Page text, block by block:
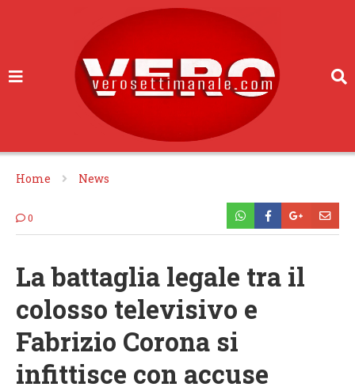
Home News
0
La battaglia legale tra il
colosso televisivo e
Fabrizio Corona si
infittisce con accuse